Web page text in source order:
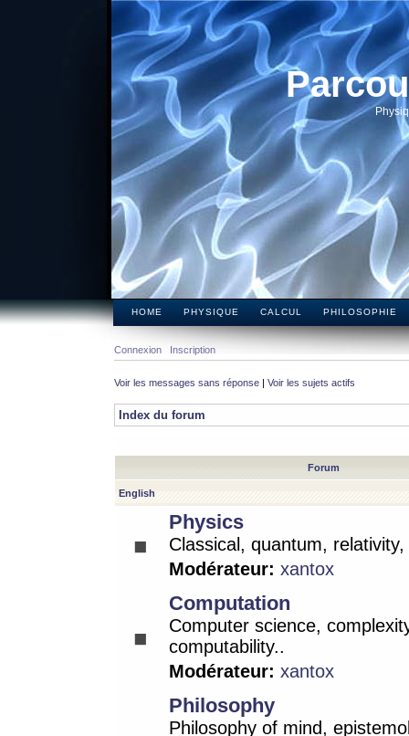
HOME PHYSIQUE CALCUL PHILOSOPHIE
Connexion Inscription
Voir les messages sans réponse | Voir les sujets actifs
Index du forum
Forum
English
Physics
Classical, quantum,
Modérateur: xantox
Computation
Computer science,
computability..
Modérateur: xantox
Philosophy
Philosophy of mind,